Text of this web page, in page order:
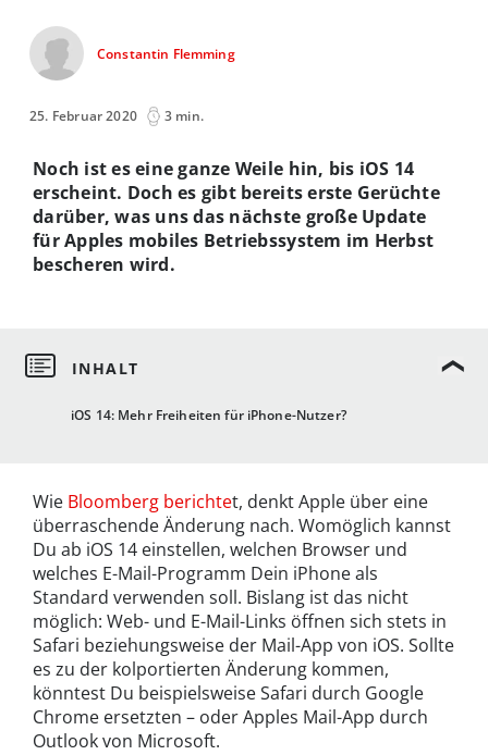
Constantin Flemming
25. Februar 2020 3 min.
iOS 14: Mehr Freiheiten für iPhone-Nutzer?
Noch ist es eine ganze Weile hin, bis iOS 14
erscheint. Doch es gibt bereits erste Gerüchte
darüber, was uns das nächste große Update
für Apples mobiles Betriebssystem im Herbst
bescheren wird.
Wie Bloomberg berichtet, denkt Apple über eine
überraschende Änderung nach. Womöglich kannst
Du ab iOS 14 einstellen, welchen Browser und
welches E-Mail-Programm Dein iPhone als
Standard verwenden soll. Bislang ist das nicht
möglich: Web- und E-Mail-Links öffnen sich stets in
Safari beziehungsweise der Mail-App von iOS. Sollte
es zu der kolportierten Änderung kommen,
könntest Du beispielsweise Safari durch Google
Chrome ersetzten – oder Apples Mail-App durch
Outlook von Microsoft.